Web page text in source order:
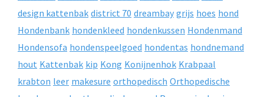
design kattenbak district 70 dreambay grijs hoes hond
Hondenbank hondenkleed hondenkussen Hondenmand
Hondensofa hondenspeelgoed hondentas hondnemand
hout Kattenbak kip Kong Konijnenhok Krabpaal
krabton leer makesure orthopedisch Orthopedische